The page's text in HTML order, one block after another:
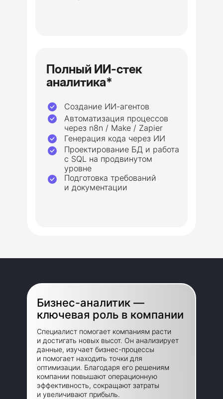
Создание ИИ-агентов
Автоматизация процессов
через n8n / Make / Zapier
Генерация кода через ИИ
Проектирование БД и работа
с SQL на продвинутом
уровне
Подготовка требований
и документации
Полный ИИ-стек
аналитика*
Бизнес-аналитик —
ключевая роль в компании
Специалист помогает компаниям расти
и достигать новых высот. Он анализирует
данные, изучает бизнес-процессы
и помогает находить точки для
оптимизации. Благодаря его решениям
компании повышают операционную
эффективность, сокращают затраты
и увеличивают прибыль.